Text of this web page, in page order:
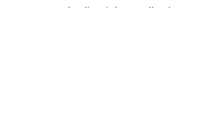
versandt, die sicherstellt, dass